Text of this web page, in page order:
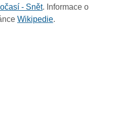
- Snět. Informace o
Wikipedie.